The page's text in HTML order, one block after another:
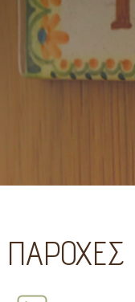
ΠΑΡΟΧΕΣ